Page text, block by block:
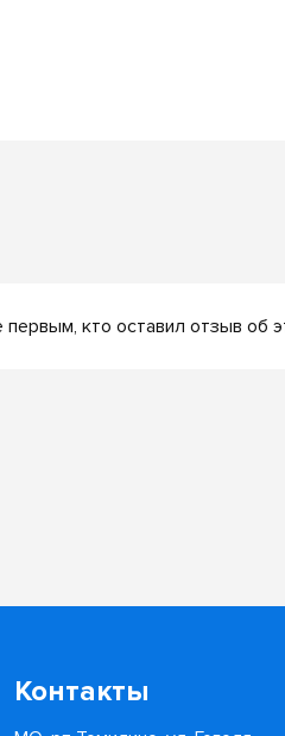
кто оставил отзыв об
Контакты